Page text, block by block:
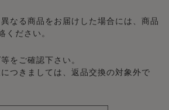
なる商品をお届けした場合には、商品
ください。
をご確認下さい。
つきましては、返品交換の対象外で